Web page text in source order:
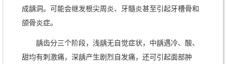
成龋洞。可能会继发根尖周炎、牙髓炎甚至引起牙槽骨和
颌骨炎症。
龋齿分三个阶段，浅龋无自觉症状，中龋遇冷、酸、
甜均有刺激痛，深龋产生剧烈自发痛，还可引起面部肿